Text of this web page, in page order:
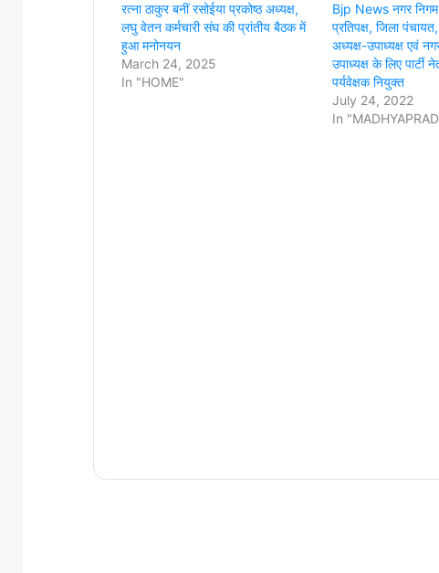
रत्ना ठाकुर बनीं रसोईया प्रकोष्ठ अध्यक्ष,
लघु वेतन कर्मचारी संघ की प्रांतीय बैठक में
हुआ मनोनयन
March 24, 2025
In "HOME"
Bjp News नगर निगम
प्रतिपक्ष, जिला
अध्यक्ष-उपाध्यक्ष एवं
उपाध्यक्ष के लिए पार्टी
पर्यवेक्षक नियुक्त
July 24, 2022
In